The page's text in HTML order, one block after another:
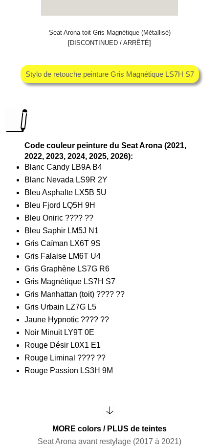
Seat Arona toit Gris Magnétique (Métallisé)
[DISCONTINUED / ARRÊTÉ]
Stylo de retouche peinture Gris Magnétique LS7H S7
Code couleur peinture du Seat Arona (2021,
2022, 2023, 2024, 2025, 2026):
Blanc Candy LB9A B4
Blanc Nevada LS9R 2Y
Bleu Asphalte LX5B 5U
Bleu Fjord LQ5H 9H
Bleu Oniric ???? ??
Bleu Saphir LM5J N1
Gris Caïman LX6T 9S
Gris Falaise LM6T U4
Gris Graphène LS7G R6
Gris Magnétique LS7H S7
Gris Manhattan (toit) ???? ??
Gris Urbain LZ7G L5
Jaune Hypnotic ???? ??
Noir Minuit LY9T 0E
Rouge Désir L0X1 E1
Rouge Liminal ???? ??
Rouge Passion LS3H 9M
MORE colors / PLUS de teintes
Seat Arona avant restylage (2017 à 2021)